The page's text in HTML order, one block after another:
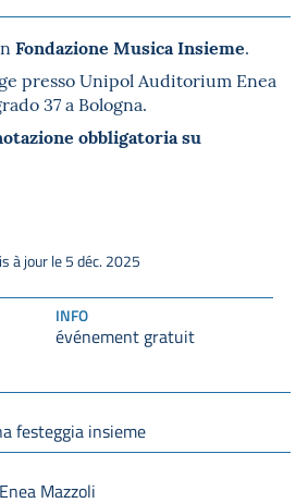
festeggia insieme
Mazzoli
Fondazione Musica Insieme.​
presso Unipol Auditorium Enea
37 a Bologna.
obbligatoria su
INFO
événement gratuit
à jour le 5 déc. 2025